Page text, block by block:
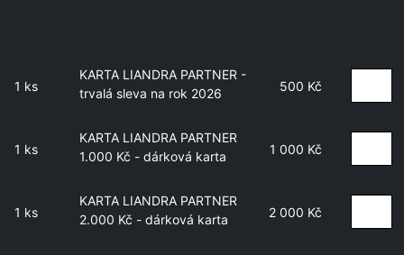
1 ks
KARTA LIANDRA PARTNER -
trvalá sleva na rok 2026
500 Kč
1 ks
KARTA LIANDRA PARTNER
1.000 Kč - dárková karta
1 000 Kč
1 ks
KARTA LIANDRA PARTNER
2.000 Kč - dárková karta
2 000 Kč